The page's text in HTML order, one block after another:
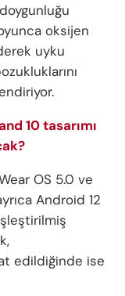
oksijen
uyku
10 tasarımı
OS 5.0 ve
Android 12
edildiğinde ise